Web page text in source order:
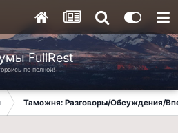
FullRest
по полной!
Таможня: Разговоры/Обсуждения/